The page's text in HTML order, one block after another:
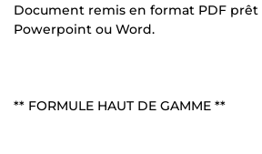
Document remis en format PDF prêt
Powerpoint ou Word.
** FORMULE HAUT DE GAMME **